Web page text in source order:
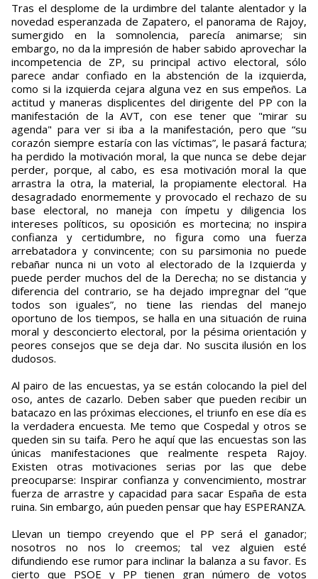
Tras el desplome de la urdimbre del talante alentador y la
novedad esperanzada de Zapatero, el panorama de Rajoy,
sumergido en la somnolencia, parecía animarse; sin
embargo, no da la impresión de haber sabido aprovechar la
incompetencia de ZP, su principal activo electoral, sólo
parece andar confiado en la abstención de la izquierda,
como si la izquierda cejara alguna vez en sus empeños. La
actitud y maneras displicentes del dirigente del PP con la
manifestación de la AVT, con ese tener que "mirar su
agenda" para ver si iba a la manifestación, pero que “su
corazón siempre estaría con las víctimas”, le pasará factura;
ha perdido la motivación moral, la que nunca se debe dejar
perder, porque, al cabo, es esa motivación moral la que
arrastra la otra, la material, la propiamente electoral. Ha
desagradado enormemente y provocado el rechazo de su
base electoral, no maneja con ímpetu y diligencia los
intereses políticos, su oposición es mortecina; no inspira
confianza y certidumbre, no figura como una fuerza
arrebatadora y convincente; con su parsimonia no puede
rebañar nunca ni un voto al electorado de la Izquierda y
puede perder muchos del de la Derecha; no se distancia y
diferencia del contrario, se ha dejado impregnar del “que
todos son iguales”, no tiene las riendas del manejo
oportuno de los tiempos, se halla en una situación de ruina
moral y desconcierto electoral, por la pésima orientación y
peores consejos que se deja dar. No suscita ilusión en los
dudosos.
Al pairo de las encuestas, ya se están colocando la piel del
oso, antes de cazarlo. Deben saber que pueden recibir un
batacazo en las próximas elecciones, el triunfo en ese día es
la verdadera encuesta. Me temo que Cospedal y otros se
queden sin su taifa. Pero he aquí que las encuestas son las
únicas manifestaciones que realmente respeta Rajoy.
Existen otras motivaciones serias por las que debe
preocuparse: Inspirar confianza y convencimiento, mostrar
fuerza de arrastre y capacidad para sacar España de esta
ruina. Sin embargo, aún pueden pensar que hay ESPERANZA.
Llevan un tiempo creyendo que el PP será el ganador;
nosotros no nos lo creemos; tal vez alguien esté
difundiendo ese rumor para inclinar la balanza a su favor. Es
cierto que PSOE y PP tienen gran número de votos